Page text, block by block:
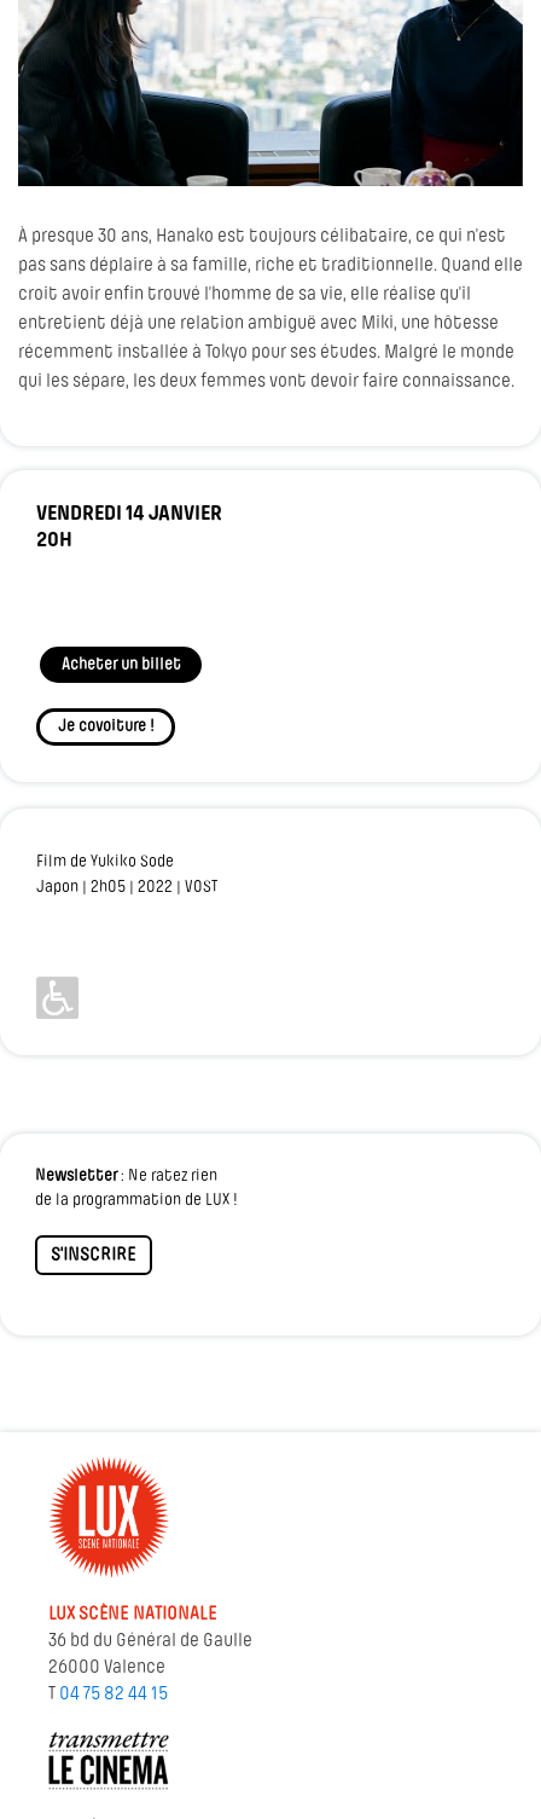
À presque 30 ans, Hanako est toujours célibataire, ce qui n’est
pas sans déplaire à sa famille, riche et traditionnelle. Quand elle
croit avoir enfin trouvé l’homme de sa vie, elle réalise qu’il
entretient déjà une relation ambiguë avec Miki, une hôtesse
récemment installée à Tokyo pour ses études. Malgré le monde
qui les sépare, les deux femmes vont devoir faire connaissance.
VENDREDI 14 JANVIER
20H
Acheter un billet
Je covoiture !
Film de Yukiko Sode
Japon | 2h05 | 2022 | VOST
Newsletter: Ne ratez rien
de la programmation de LUX !
S'INSCRIRE
LUX SCÈNE NATIONALE
36 bd du Général de Gaulle
26000 Valence
T 04 75 82 44 15